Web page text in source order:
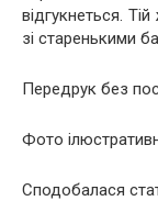
відгукнеться.
зі старенькими
Передрук без
Фото
Сподобалася